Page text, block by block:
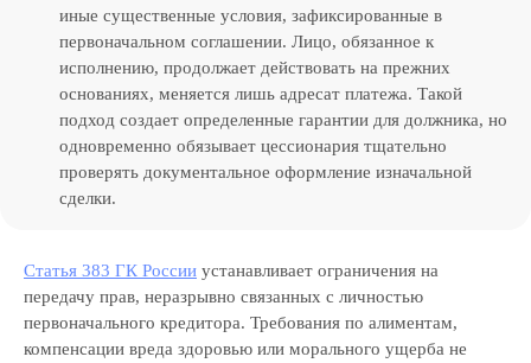
иные существенные условия, зафиксированные в
первоначальном соглашении. Лицо, обязанное к
исполнению, продолжает действовать на прежних
основаниях, меняется лишь адресат платежа. Такой
подход создает определенные гарантии для должника, но
одновременно обязывает цессионария тщательно
проверять документальное оформление изначальной
сделки.
Статья 383 ГК России устанавливает ограничения на
передачу прав, неразрывно связанных с личностью
первоначального кредитора. Требования по алиментам,
компенсации вреда здоровью или морального ущерба не